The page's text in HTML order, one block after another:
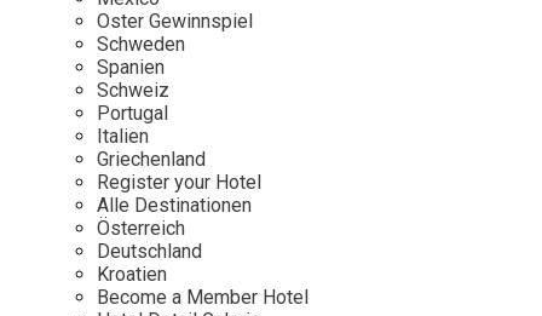
Mexico
Niederlande
Österreich
Portugal
Schweden
Spanien
Schweiz
Persönlichkeiten
Our Story
Career
Kontakt
Impressum
Oster Gewinnspiel
Schweden
Spanien
Schweiz
Portugal
Italien
Griechenland
Register your Hotel
Alle Destinationen
Österreich
Deutschland
Kroatien
Become a Member Hotel